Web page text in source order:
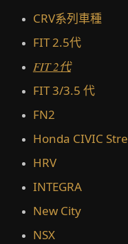
CRV系列車種
FIT 2.5代
FIT 2代
FIT 3/3.5 代
FN2
Honda CIVIC
HRV
INTEGRA
New City
NSX